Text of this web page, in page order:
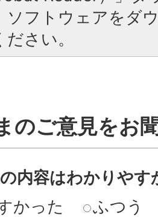
ソフトウェアをダ
さい。
のご意見をお
内容はわかりやす
かった
ふつう